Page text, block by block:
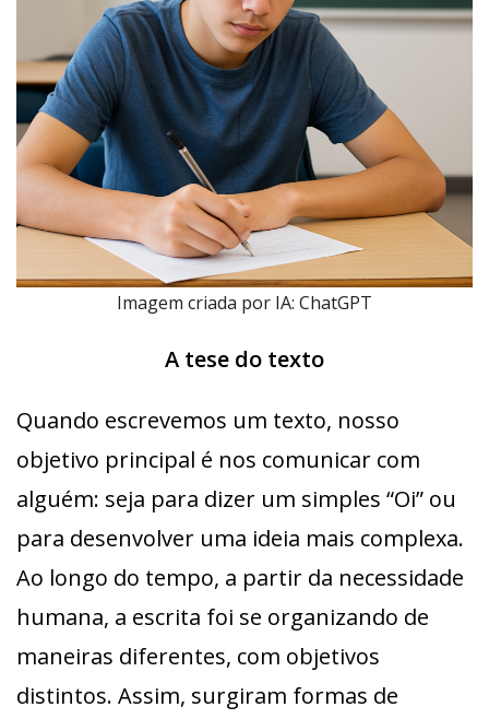
Imagem criada por IA: ChatGPT
A tese do texto
Quando escrevemos um texto, nosso
objetivo principal é nos comunicar com
alguém: seja para dizer um simples “Oi” ou
para desenvolver uma ideia mais complexa.
Ao longo do tempo, a partir da necessidade
humana, a escrita foi se organizando de
maneiras diferentes, com objetivos
distintos. Assim, surgiram formas de